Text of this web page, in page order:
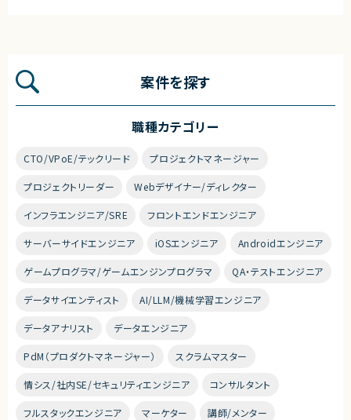
案件を探す
職種カテゴリー
CTO/VPoE/テックリード プロジェクトマネージャー
プロジェクトリーダー Webデザイナー/ディレクター
インフラエンジニア/SRE フロントエンドエンジニア
サーバーサイドエンジニア iOSエンジニア Androidエンジニア
ゲームプログラマ/ゲームエンジンプログラマ QA・テストエンジニア
データサイエンティスト AI/LLM/機械学習エンジニア
データアナリスト データエンジニア
PdM（プロダクトマネージャー） スクラムマスター
情シス/社内SE/セキュリティエンジニア コンサルタント
フルスタックエンジニア マーケター 講師/メンター